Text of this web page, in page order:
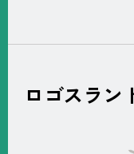
ロゴスラン